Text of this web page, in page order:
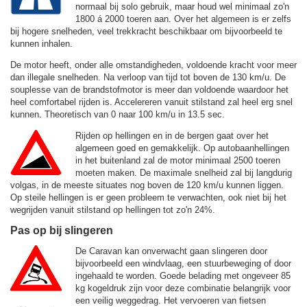
normaal bij solo gebruik, maar houd wel minimaal zo'n
1800 á 2000 toeren aan. Over het algemeen is er zelfs
bij hogere snelheden, veel trekkracht beschikbaar om bijvoorbeeld te
kunnen inhalen.
De motor heeft, onder alle omstandigheden, voldoende kracht voor meer
dan illegale snelheden. Na verloop van tijd tot boven de 130 km/u.
De
souplesse van de brandstofmotor is meer dan voldoende waardoor het
heel comfortabel rijden is. Accelereren vanuit stilstand zal heel erg snel
kunnen. Theoretisch van 0 naar 100 km/u in 13.5 sec.
Rijden op hellingen en in de bergen gaat over het
algemeen goed en gemakkelijk. Op autobaanhellingen
in het buitenland zal de motor minimaal 2500 toeren
moeten maken. De maximale snelheid zal bij langdurig
volgas, in de meeste situates nog boven de 120 km/u kunnen liggen.
Op steile hellingen is er geen probleem te verwachten, ook niet bij het
wegrijden vanuit stilstand op hellingen tot zo'n 24%.
Pas op bij slingeren
De Caravan kan onverwacht gaan slingeren door
bijvoorbeeld een windvlaag, een stuurbeweging of door
ingehaald te worden. Goede belading met ongeveer 85
kg kogeldruk zijn voor deze combinatie belangrijk voor
een veilig weggedrag. Het vervoeren van fietsen